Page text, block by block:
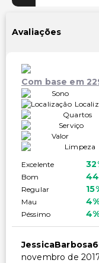
Acessibilidade
Acessibilidade
Recepção
Restaurante no
Outros serviços
Cofre na
Equipa
Serviço de
Avaliações
Com base em
Sono
Quartos
Serviço
Valor
Limpeza
Excelente
Bom
Regular
Mau 4%
Péssimo 4%
novembro de